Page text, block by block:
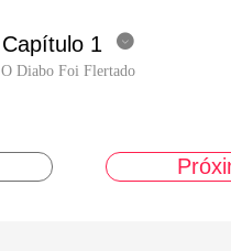
Capítulo 1 
O Diabo Foi Flertado